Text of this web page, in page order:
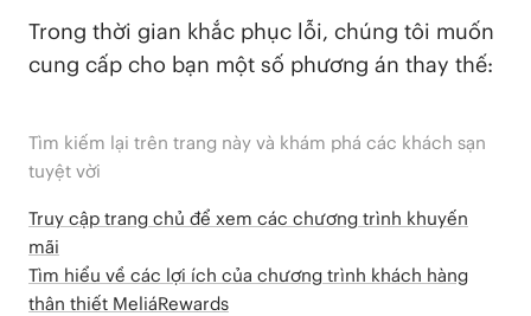
Trong thời gian khắc phục lỗi, chúng tôi muốn
cung cấp cho bạn một số phương án thay thế:
Tìm kiếm lại trên trang này và khám phá các khách sạn
tuyệt vời
Truy cập trang chủ để xem các chương trình khuyến
mãi
Tìm hiểu về các lợi ích của chương trình khách hàng
thân thiết MeliáRewards